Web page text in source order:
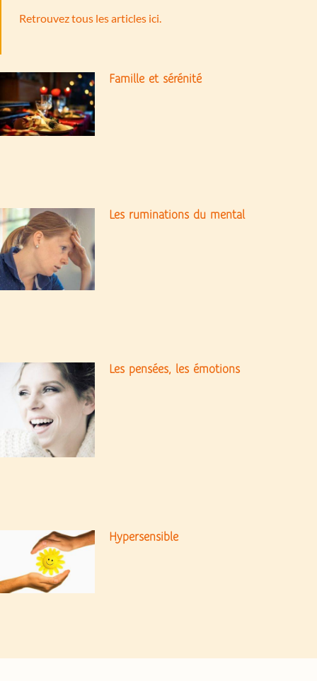
Retrouvez tous les articles ici.
Famille et sérénité
Les ruminations du mental
Les pensées, les émotions
Hypersensible